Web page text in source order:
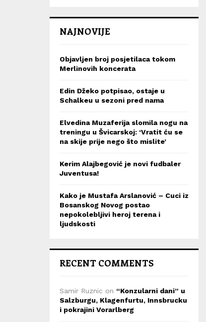
NAJNOVIJE
Objavljen broj posjetilaca tokom
Merlinovih koncerata
Edin Džeko potpisao, ostaje u
Schalkeu u sezoni pred nama
Elvedina Muzaferija slomila nogu na
treningu u Švicarskoj: ‘Vratit ću se
na skije prije nego što mislite’
Kerim Alajbegović je novi fudbaler
Juventusa!
Kako je Mustafa Arslanović – Cuci iz
Bosanskog Novog postao
nepokolebljivi heroj terena i
ljudskosti
RECENT COMMENTS
Samir Ruznic on “Konzularni dani” u
Salzburgu, Klagenfurtu, Innsbrucku
i pokrajini Vorarlberg